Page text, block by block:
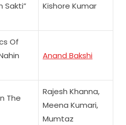
Sakti”
Kishore Kumar
Of
Anand Bakshi
The
Rajesh Khanna,
Meena Kumari,
Mumtaz